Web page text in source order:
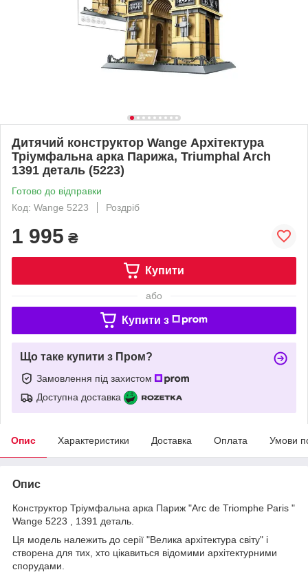
Дитячий конструктор Wange Архітектура
Тріумфальна арка Парижа, Triumphal Arch
1391 деталь (5223)
Готово до відправки
Код: Wange 5223
Роздріб
1 995 ₴
Купити
або
Купити з
Що таке купити з Пром?
Замовлення під захистом
Доступна доставка
Опис Характеристики Доставка Оплата Умови
Опис
Конструктор Тріумфальна арка Париж "Arc de Triomphe Paris "
Wange 5223 , 1391 деталь.
Ця модель належить до серії "Велика архітектура світу" і
створена для тих, хто цікавиться відомими архітектурними
спорудами.